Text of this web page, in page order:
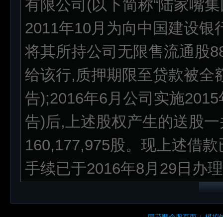
有限公司(以下简称“陆家嘴
2011年10月为向中国建设
将其所持公司无限售流通股
给该行,质押期限至贷款被全
告);2016年6月公司实施
告)后,上述股权产生的送股
160,177,975股。现上述借
手续已于2016年8月29日办